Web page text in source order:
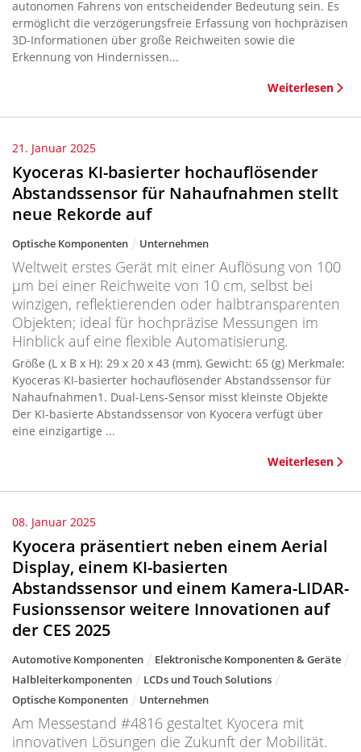
autonomen Fahrens von entscheidender Bedeutung sein. Es
ermöglicht die verzögerungsfreie Erfassung von hochpräzisen
3D-Informationen über große Reichweiten sowie die
Erkennung von Hindernissen...
Weiterlesen
21. Januar 2025
Kyoceras KI-basierter hochauflösender
Abstandssensor für Nahaufnahmen stellt
neue Rekorde auf
Optische Komponenten Unternehmen
Weltweit erstes Gerät mit einer Auflösung von 100
µm bei einer Reichweite von 10 cm, selbst bei
winzigen, reflektierenden oder halbtransparenten
Objekten; ideal für hochpräzise Messungen im
Hinblick auf eine flexible Automatisierung.
Größe (L x B x H): 29 x 20 x 43 (mm), Gewicht: 65 (g) Merkmale:
Kyoceras KI-basierter hochauflösender Abstandssensor für
Nahaufnahmen1. Dual-Lens-Sensor misst kleinste Objekte
Der KI-basierte Abstandssensor von Kyocera verfügt über
eine einzigartige ...
Weiterlesen
08. Januar 2025
Kyocera präsentiert neben einem Aerial
Display, einem KI-basierten
Abstandssensor und einem Kamera-LIDAR-
Fusionssensor weitere Innovationen auf
der CES 2025
Automotive Komponenten
Elektronische Komponenten & Geräte
Halbleiterkomponenten
LCDs und Touch Solutions
Optische Komponenten
Unternehmen
Am Messestand #4816 gestaltet Kyocera mit
innovativen Lösungen die Zukunft der Mobilität.